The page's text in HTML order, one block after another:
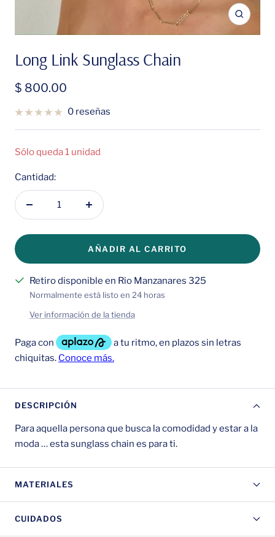
Zoom
Long Link Sunglass Chain
Precio
de
venta
$ 800.00
0 reseñas
Sólo queda 1 unidad
Cantidad:
Disminuir
Aumentar
AÑADIR AL CARRITO
Retiro disponible en Rio Manzanares 325
Normalmente está listo en 24 horas
Ver información de la tienda
DESCRIPCIÓN
Para aquella persona que busca la comodidad y estar a la
moda … esta sunglass chain es para ti.
MATERIALES
CUIDADOS